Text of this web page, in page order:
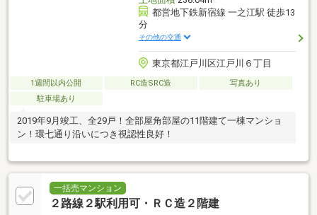
都営地下鉄新宿線 一之江駅 徒歩13
分
その他の交通
東京都江戸川区江戸川６丁目
1週間以内公開 RC造SRC造
写真あり
駐車場あり
2019年9月竣工、全29戸！全部屋角部屋の11階建て一棟マンショ
ン！環七通り沿いにつき視認性良好！
一括売マンション
２路線２駅利用可・ＲＣ造２階建